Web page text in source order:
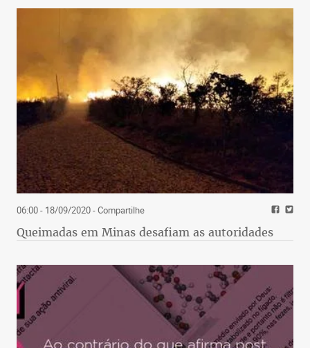
06:00 - 18/09/2020- Compartilhe
Queimadas em Minas desafiam as autoridades